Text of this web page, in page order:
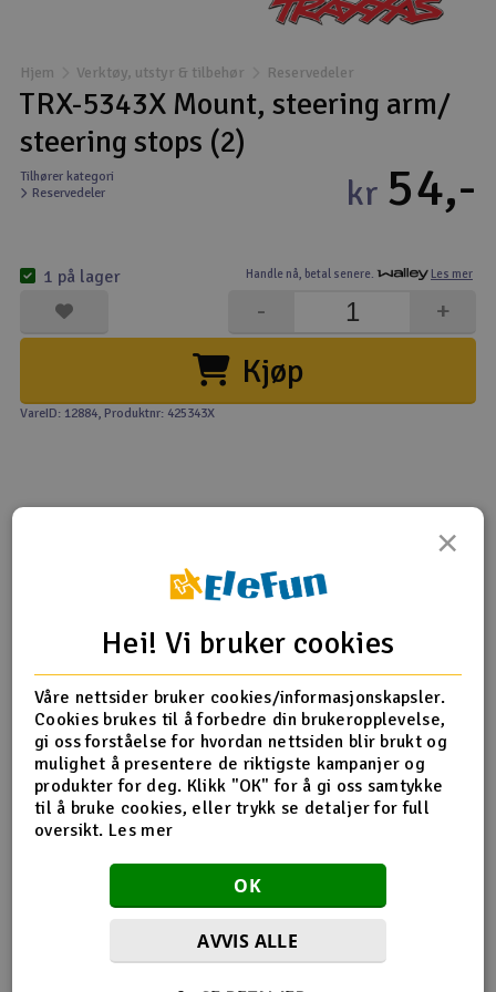
Droner
Droner for FPV
Fly
Helikopter
Kamerautstyr
Modellbygging, LEGO & byggesett
Modelljernbane
Radioutstyr
Raketter
Smarthjem, lek & hobby
Solenergi
Sparkesykler & elkjøretøy
Verktøy, utstyr & tilbehør
Hjem Verktøy, utstyr & tilbehør Reservedeler
TRX-5343X Mount, steering arm/
steering stops (2)
Tilhører kategori
Reservedeler
Handle nå, betal senere. Les mer
kr 54,-
Kjøp
+
-
1 på lager
VareID: 12884, Produktnr: 425343X
Produktinformasjon
Mount, steering arm/ steering stops (2) (lower hinge pin
retainer) (includes standard and maximum throw steering
stops)
forbundet med
Reservedeler Traxxas
×
Hei! Vi bruker cookies
Våre nettsider bruker cookies/informasjonskapsler.
Cookies brukes til å forbedre din brukeropplevelse,
gi oss forståelse for hvordan nettsiden blir brukt og
mulighet å presentere de riktigste kampanjer og
produkter for deg. Klikk "OK" for å gi oss samtykke
til å bruke cookies, eller trykk se detaljer for full
oversikt. Les mer
OK
AVVIS ALLE